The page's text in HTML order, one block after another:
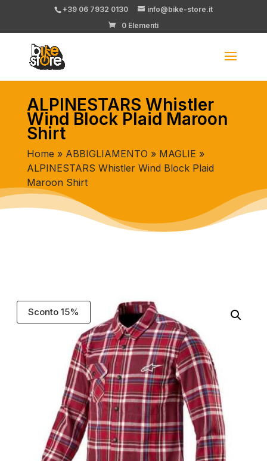
+39 06 7932 0130
info@bike-store.it
0 Elementi
ALPINESTARS Whistler
Wind Block Plaid Maroon
Shirt
Home » ABBIGLIAMENTO » MAGLIE »
ALPINESTARS Whistler Wind Block Plaid
Maroon Shirt
Sconto 15%